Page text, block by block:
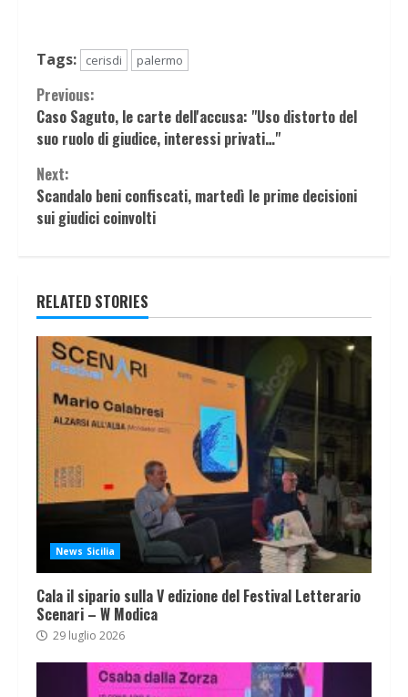
Tags: cerisdi palermo
Continue
Reading
Previous:
Caso Saguto, le carte dell'accusa: "Uso distorto del
suo ruolo di giudice, interessi privati…"
Next:
Scandalo beni confiscati, martedì le prime decisioni
sui giudici coinvolti
RELATED STORIES
News Sicilia
Cala il sipario sulla V edizione del Festival Letterario
Scenari – W Modica
29 luglio 2026